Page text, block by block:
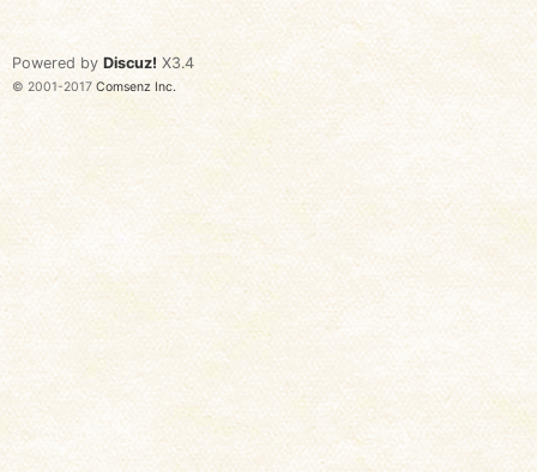
Powered by Discuz! X3.4
© 2001-2017 Comsenz Inc.